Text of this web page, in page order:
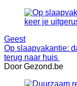
Geest
Op slaapvakantie:
terug naar huis
Door Gezond.be